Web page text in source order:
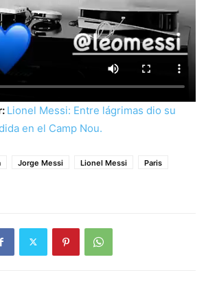
Lionel Messi: Entre lágrimas dio su
en el Camp Nou.
Jorge Messi Lionel Messi
Paris